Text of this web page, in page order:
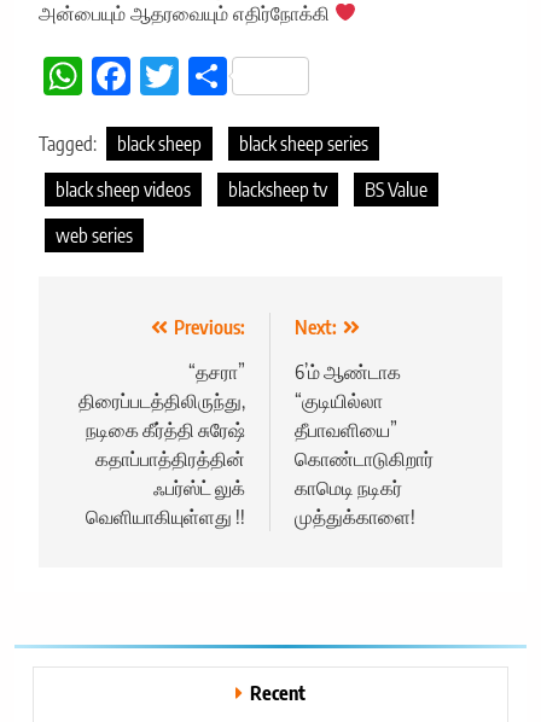
அன்பையும் ஆதரவையும் எதிர்நோக்கி
WhatsApp
Facebook
TwitterShare
Tagged: black sheep
black sheep series
black sheep videos
blacksheep tv
BS Value
web series
navigation
Previous:
“தசரா”
திரைப்படத்திலிருந்து,
நடிகை கீர்த்தி சுரேஷ்
கதாப்பாத்திரத்தின்
ஃபர்ஸ்ட் லுக்
வெளியாகியுள்ளது !!
Next:
6’ம் ஆண்டாக
“குடியில்லா
தீபாவளியை”
கொண்டாடுகிறார்
காமெடி நடிகர்
முத்துக்காளை!
Recent